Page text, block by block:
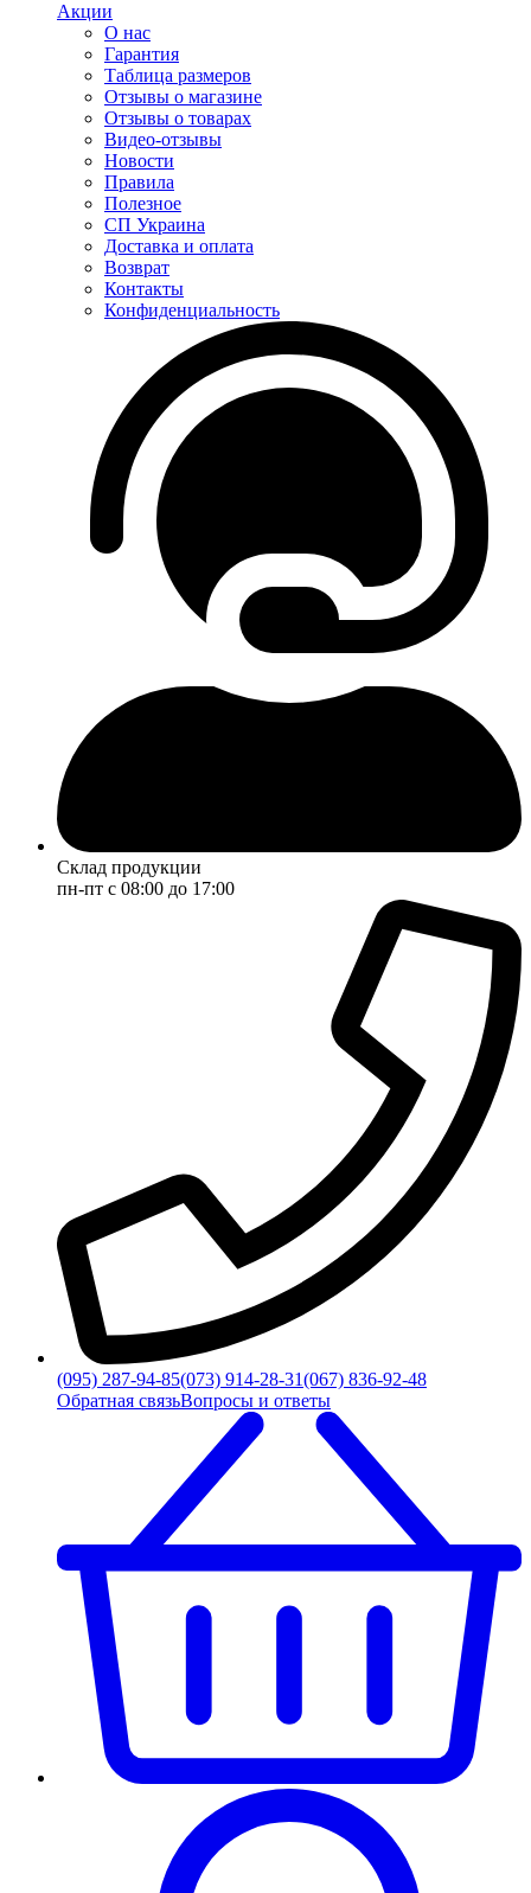
Акции
О нас
Гарантия
Таблица размеров
Отзывы о магазине
Отзывы о товарах
Видео-отзывы
Новости
Правила
Полезное
СП Украина
Доставка и оплата
Возврат
Контакты
Конфиденциальность
Склад продукции
пн-пт с 08:00 до 17:00
(095) 287-94-85(073) 914-28-31(067) 836-92-48
Обратная связьВопросы и ответы